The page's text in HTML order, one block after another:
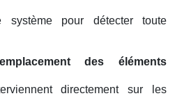
système pour détecter toute
des éléments
directement sur les